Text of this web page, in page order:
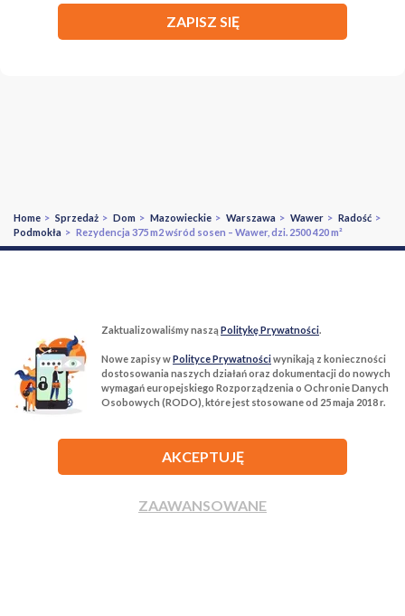
ZAPISZ SIĘ
Home > Sprzedaż > Dom > Mazowieckie > Warszawa > Wawer > Radość >
Podmokła > Rezydencja 375 m2 wśród sosen – Wawer, dzi. 2500 420 m²
T:22 299 68 68M:biuro@tur-nieruchomosci.pl
Biuro Nieruchomości Tur Nieruchomości
Zaktualizowaliśmy naszą Politykę Prywatności.
Nowe zapisy wPolityce Prywatnościwynikają z konieczności
dostosowania naszych działań oraz dokumentacji do nowych
wymagań europejskiego Rozporządzenia o Ochronie Danych
Osobowych (RODO), które jest stosowane od 25 maja 2018 r.
AKCEPTUJĘ
ZAAWANSOWANE